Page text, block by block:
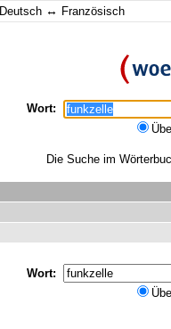
Deutsch ↔ Französisch
Wort:
Die Suche im
Wort: